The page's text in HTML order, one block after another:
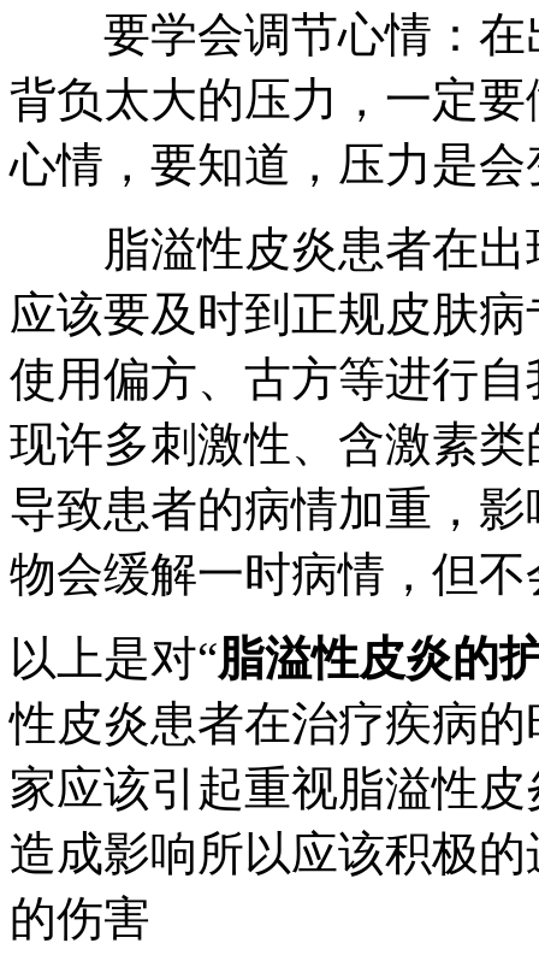
要学会调节心情：在
背负太大的压力，一定
心情，要知道，压力是
脂溢性皮炎患者在出
应该要及时到正规皮肤
使用偏方、古方等进行
现许多刺激性、含激素
导致患者的病情加重，
物会缓解一时病情，但
以上是对“脂溢性皮炎的
性皮炎患者在治疗疾病
家应该引起重视脂溢性
造成影响所以应该积极
的伤害